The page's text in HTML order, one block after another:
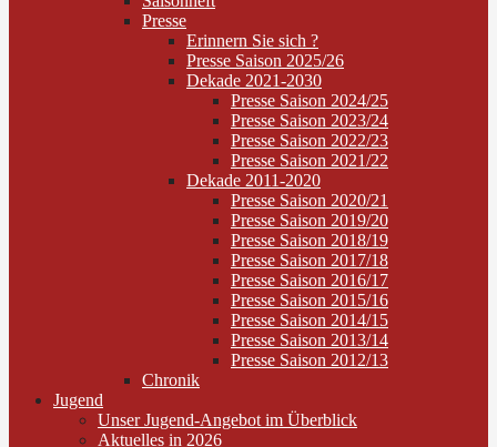
Presse
Erinnern Sie sich ?
Presse Saison 2025/26
Dekade 2021-2030
Presse Saison 2024/25
Presse Saison 2023/24
Presse Saison 2022/23
Presse Saison 2021/22
Dekade 2011-2020
Presse Saison 2020/21
Presse Saison 2019/20
Presse Saison 2018/19
Presse Saison 2017/18
Presse Saison 2016/17
Presse Saison 2015/16
Presse Saison 2014/15
Presse Saison 2013/14
Presse Saison 2012/13
Chronik
Jugend
Unser Jugend-Angebot im Überblick
Aktuelles in 2026